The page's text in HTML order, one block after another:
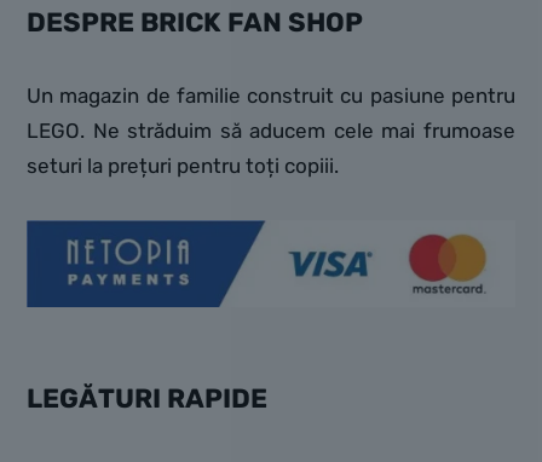
DESPRE BRICK FAN SHOP
Un magazin de familie construit cu pasiune pentru
LEGO. Ne străduim să aducem cele mai frumoase
seturi la prețuri pentru toți copiii.
LEGĂTURI RAPIDE